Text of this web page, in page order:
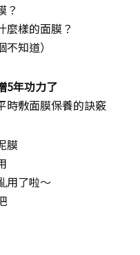
？
麼樣的面膜？
知道）
5年功力了
時敷面膜保養的訣竅
膜
用了啦～